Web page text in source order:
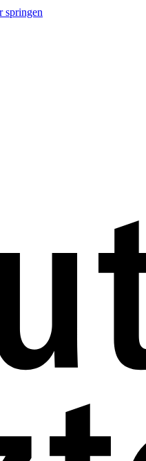
springen